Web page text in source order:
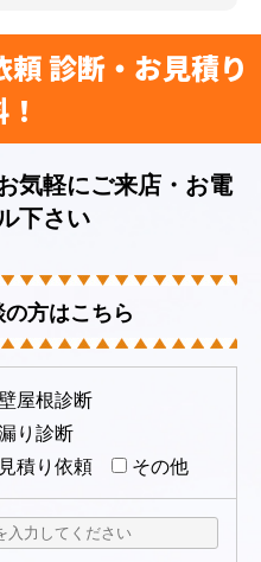
診断・お見積り
気軽にご来店・お電
下さい
方はこちら
屋根診断
り診断
積り依頼
その他